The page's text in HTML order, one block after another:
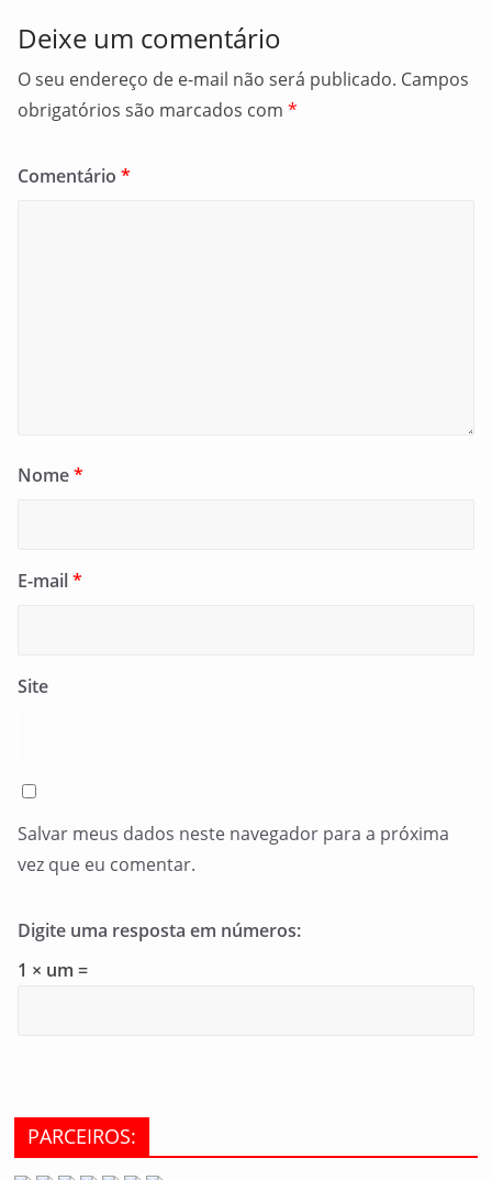
Deixe um comentário
O seu endereço de e-mail não será publicado. Campos
obrigatórios são marcados com *
Comentário *
Nome*
E-mail*
Site
Salvar meus dados neste navegador para a próxima
vez que eu comentar.
Digite uma resposta em números:
1 × um =
PARCEIROS: